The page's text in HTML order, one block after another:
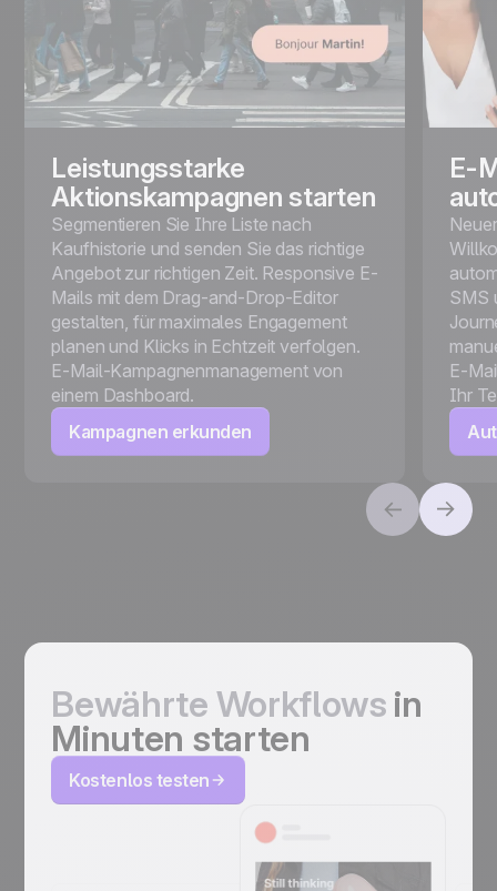
Leistungsstarke
Aktionskampagnen starten
Segmentieren Sie Ihre Liste nach
Kaufhistorie und senden Sie das richtige
Angebot zur richtigen Zeit. Responsive E-
Mails mit dem Drag-and-Drop-Editor
gestalten, für maximales Engagement
planen und Klicks in Echtzeit verfolgen.
E-Mail-Kampagnenmanagement von
einem Dashboard.
Kampagnen erkunden
E-
SMS
E-
Ihr
Bewährte Workflows in
Minuten starten
Kostenlos testen